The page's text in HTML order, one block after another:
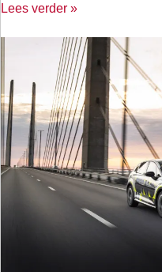
Lees verder »